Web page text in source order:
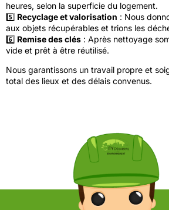
heures, selon la superficie du logement.
5️⃣ Recyclage et valorisation : Nous
aux objets récupérables et trions les
6️⃣ Remise des clés : Après nettoyage
vide et prêt à être réutilisé.
Nous garantissons un travail propre et
total des lieux et des délais convenus.